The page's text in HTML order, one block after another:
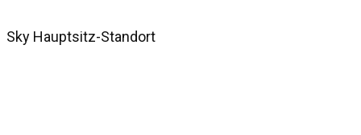
Sky Hauptsitz-Standort